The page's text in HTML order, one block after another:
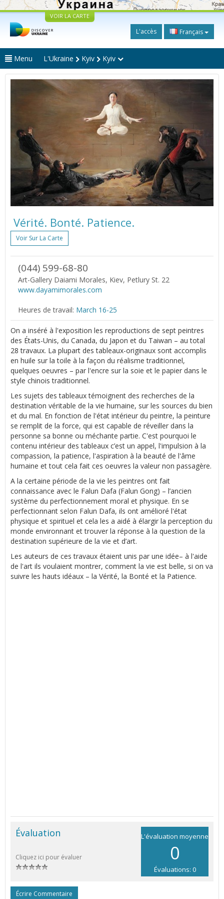
VOIR LA CARTE
L'accès Français
Menu L'Ukraine Kyiv Kyiv
Vérité. Bonté. Patience.
Voir Sur La Carte
(044) 599-68-80
Art-Gallery Daiami Morales, Kiev, Petlury St. 22
www.dayamimorales.com
Heures de travail: March 16-25
On a inséré à l'exposition les reproductions de sept peintres
des États-Unis, du Canada, du Japon et du Taiwan – au total
28 travaux. La plupart des tableaux-originaux sont accomplis
en huile sur la toile à la façon du réalisme traditionnel,
quelques oeuvres – par l'encre sur la soie et le papier dans le
style chinois traditionnel.
Les sujets des tableaux témoignent des recherches de la
destination véritable de la vie humaine, sur les sources du bien
et du mal. En fonction de l'état intérieur du peintre, la peinture
se remplit de la force, qui est capable de réveiller dans la
personne sa bonne ou méchante partie. C'est pourquoi le
contenu intérieur des tableaux c’est un appel, l'impulsion à la
compassion, la patience, l'aspiration à la beauté de l'âme
humaine et tout cela fait ces oeuvres la valeur non passagère.
A la certaine période de la vie les peintres ont fait
connaissance avec le Falun Dafa (Falun Gong) – l’ancien
système du perfectionnement moral et physique. En se
perfectionnant selon Falun Dafa, ils ont amélioré l'état
physique et spirituel et cela les a aidé à élargir la perception du
monde environnant et trouver la réponse à la question de la
destination supérieure de la vie et d’art.
Les auteurs de ces travaux étaient unis par une idée– à l'aide
de l'art ils voulaient montrer, comment la vie est belle, si on va
suivre les hauts idéaux – la Vérité, la Bonté et la Patience.
L'évaluation moyenne
0
Évaluations: 0
Évaluation
Cliquez ici pour évaluer
Écrire Commentaire